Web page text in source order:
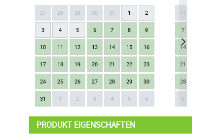
27 28 29 30 31 1 2
3 4 5 6 7 8 9
10 11 12 13 14 15 16
17 18 19 20 21 22 23
24 25 26 27 28 29 30
31 1 2 3 4 5 6
31
7
14
21
28
5
Next
PRODUKT EIGENSCHAFTEN